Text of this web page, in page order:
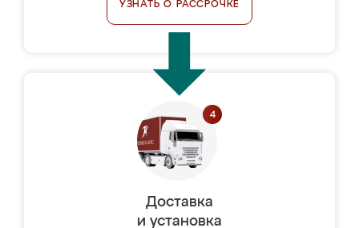
УЗНАТЬ О РАССРОЧКЕ
Доставка
и установка